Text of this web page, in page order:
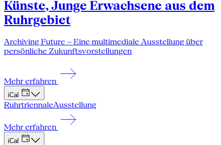
Künste, Junge Erwachsene aus dem
Ruhrgebiet
Archiving Future – Eine multimediale Ausstellung über
persönliche Zukunftsvorstellungen
Mehr erfahren
iCal
RuhrtriennaleAusstellung
Mehr erfahren
iCal